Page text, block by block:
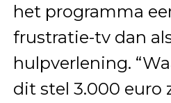
het programma
frustratie-tv dan
hulpverlening.
dit stel 3.000 euro